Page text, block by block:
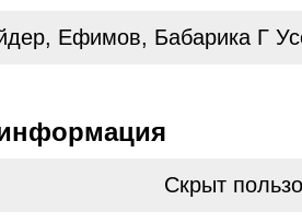
Ефимов, Бабарика Г
информация
Скрыт